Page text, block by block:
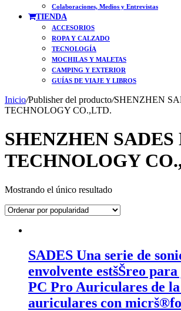
Colaboraciones, Medios y Entrevistas
TIENDA
ACCESORIOS
ROPA Y CALZADO
TECNOLOGÍA
MOCHILAS Y MALETAS
CAMPING Y EXTERIOR
GUÍAS DE VIAJE Y LIBROS
Inicio/Publisher del producto/SHENZHEN
TECHNOLOGY CO.,LTD.
SHENZHEN
TECHNOLOGY
Mostrando el único resultado
SADES Una serie de
envolvente estšŠreo para
PC Pro Auriculares de la
auriculares con